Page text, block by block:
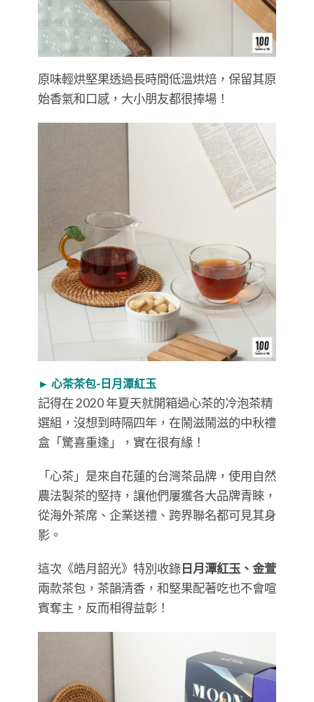
原味輕烘堅果透過長時間低溫烘焙，保留其原
始香氣和口感，大小朋友都很捧場！
► 心茶茶包-日月潭紅玉
記得在 2020 年夏天就開箱過心茶的冷泡茶精
選組，沒想到時隔四年，在鬧滋鬧滋的中秋禮
盒「驚喜重逢」，實在很有緣！
「心茶」是來自花蓮的台灣茶品牌，使用自然
農法製茶的堅持，讓他們屢獲各大品牌青睞，
從海外茶席、企業送禮、跨界聯名都可見其身
影。
這次《皓月韶光》特別收錄日月潭紅玉、金萱
兩款茶包，茶韻清香，和堅果配著吃也不會喧
賓奪主，反而相得益彰！